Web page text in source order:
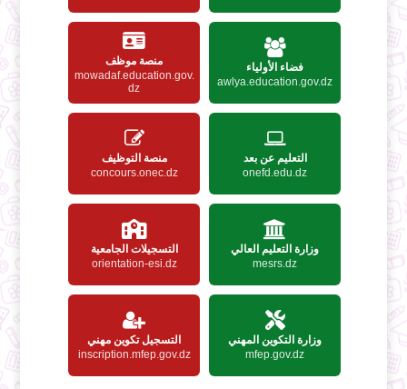
فضاء الأولياء
awlya.education.gov.dz
منصة موظف
mowadaf.education.gov.
dz
التعليم عن بعد
onefd.edu.dz
منصة التوظيف
concours.onec.dz
وزارة التعليم العالي
mesrs.dz
التسجيلات الجامعية
orientation-esi.dz
وزارة التكوين المهني
mfep.gov.dz
التسجيل تكوين مهني
inscription.mfep.gov.dz